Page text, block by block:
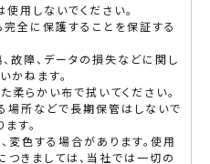
用しないでください。
全に保護することを保証する
故障、データの損失などに関し
かねます。
らかい布で拭いてください。
場所などで長期保管はしないで
す。
色する場合があります。使用
つきましては、当社では一切の